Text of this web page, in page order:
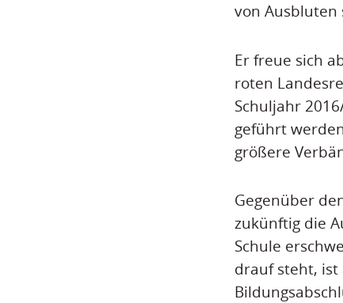
von Ausbluten
Er freue sich
roten
Schuljahr
geführt
größere
Gegenüber
zukünftig die
Schule
drauf steht, ist